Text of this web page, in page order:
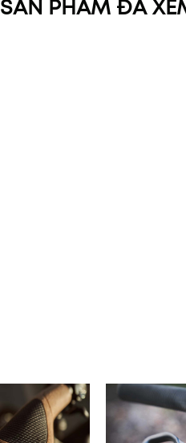
SẢN PHẨM ĐÃ